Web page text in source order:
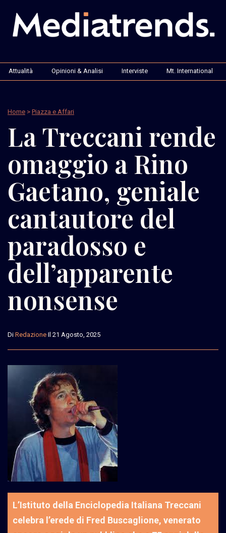
Attualità Opinioni & Analisi Interviste Mt. International
Home > Piazza e Affari
La Treccani rende
omaggio a Rino
Gaetano, geniale
cantautore del
paradosso e
dell’apparente
nonsense
Di Redazione Il 21 Agosto, 2025
L’Istituto della Enciclopedia Italiana Treccani
celebra l’erede di Fred Buscaglione, venerato